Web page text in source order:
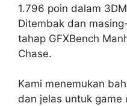
1.796 poin dalam
Ditembak dan
tahap GFXBench
Chase.
Kami menemukan
dan jelas untuk game